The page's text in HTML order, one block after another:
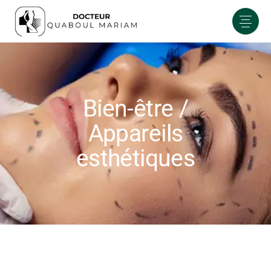
Bien-être /
Appareils
esthétiques